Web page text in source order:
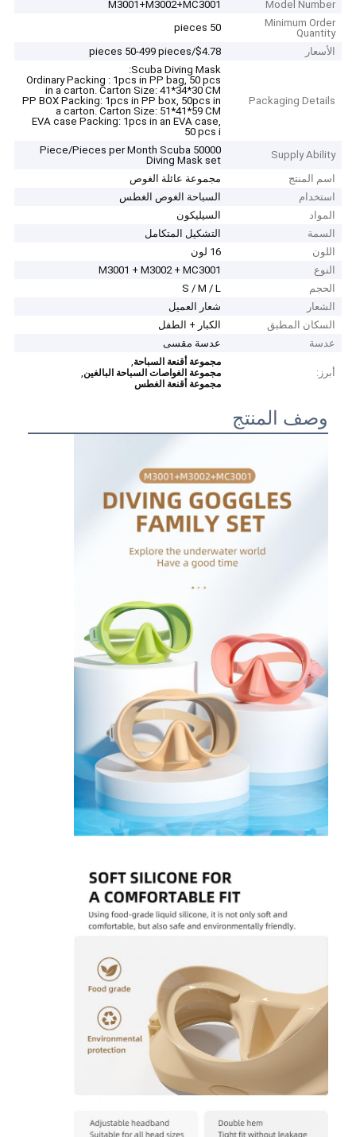
Model Number
M3001+M3002+MC3001
Minimum Order
Quantity
50 pieces
الأسعار
$4.78/pieces 50-499 pieces
Packaging Details
Scuba Diving Mask:
Ordinary Packing : 1pcs in PP bag, 50 pcs
in a carton. Carton Size: 41*34*30 CM
PP BOX Packing: 1pcs in PP box, 50pcs in
a carton. Carton Size: 51*41*59 CM
EVA case Packing: 1pcs in an EVA case,
50 pcs i
Supply Ability
50000 Piece/Pieces per Month Scuba
Diving Mask set
اسم المنتج
مجموعة عائلة الغوص
استخدام
السباحة الغوص الغطس
المواد
السيليكون
السمة
التشكيل المتكامل
اللون
16 لون
النوع
M3001 + M3002 + MC3001
الحجم
S / M / L
الشعار
شعار العميل
السكان المطبق
الكبار + الطفل
عدسة
عدسة مقسى
أبرز:
مجموعة أقنعة السباحة,
مجموعة الغواصات السباحة البالغين,
مجموعة أقنعة الغطس
وصف المنتج